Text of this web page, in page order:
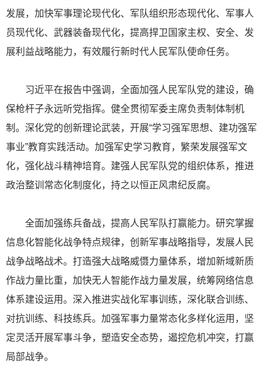
发展，加快军事理论现代化、军队组织形态现代化、军事人
员现代化、武器装备现代化，提高捍卫国家主权、安全、发
展利益战略能力，有效履行新时代人民军队使命任务。
习近平在报告中强调，全面加强人民军队党的建设，确
保枪杆子永远听党指挥。健全贯彻军委主席负责制体制机
制。深化党的创新理论武装，开展“学习强军思想、建功强军
事业”教育实践活动。加强军史学习教育，繁荣发展强军文
化，强化战斗精神培育。建强人民军队党的组织体系，推进
政治整训常态化制度化，持之以恒正风肃纪反腐。
全面加强练兵备战，提高人民军队打赢能力。研究掌握
信息化智能化战争特点规律，创新军事战略指导，发展人民
战争战略战术。打造强大战略威慑力量体系，增加新域新质
作战力量比重，加快无人智能作战力量发展，统筹网络信息
体系建设运用。深入推进实战化军事训练，深化联合训练、
对抗训练、科技练兵。加强军事力量常态化多样化运用，坚
定灵活开展军事斗争，塑造安全态势，遏控危机冲突，打赢
局部战争。